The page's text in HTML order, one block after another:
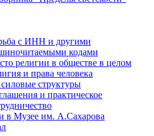
с ИНН и другими
кодами
религии в обществе в целом
и права человека
структуры
и практическое
в Музее им. А.Сахарова